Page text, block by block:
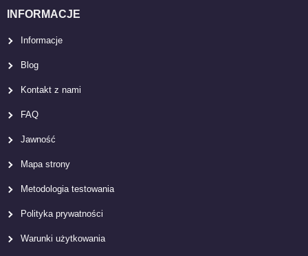
INFORMACJE
Informacje
Blog
Kontakt z nami
FAQ
Jawność
Mapa strony
Metodologia testowania
Polityka prywatności
Warunki użytkowania